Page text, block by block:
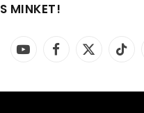
MINKET!
YouTubeFacebook
X
TikTok